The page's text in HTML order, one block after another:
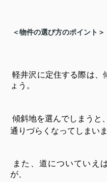
＜物件の選び方のポイント＞
軽井沢に定住する際は、
ょう。
傾斜地を選んでしまうと
通りづらくなってしまいま
また、道についていえ
が、